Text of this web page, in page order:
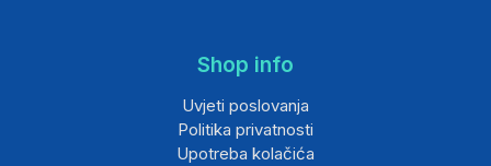
Shop info
Uvjeti poslovanja
Politika privatnosti
Upotreba kolačića